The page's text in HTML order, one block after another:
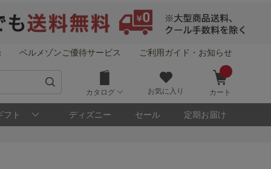
ベルメゾンご優待サービス ご利用ガイド・お知らせ
カタログ お気に入り カート
フト ディズニー セール 定期お届け